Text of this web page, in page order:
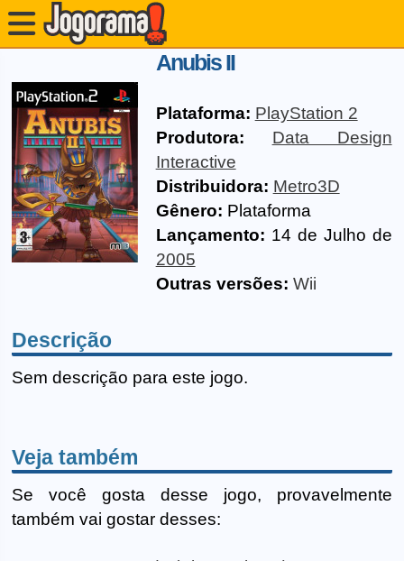
Anubis II
Plataforma: PlayStation 2
Produtora:
Data Design
Interactive
Distribuidora: Metro3D
Gênero: Plataforma
Lançamento: 14 de Julho de
2005
Outras versões: Wii
Descrição
Sem descrição para este jogo.
Veja também
Se você gosta desse jogo, provavelmente
também vai gostar desses: